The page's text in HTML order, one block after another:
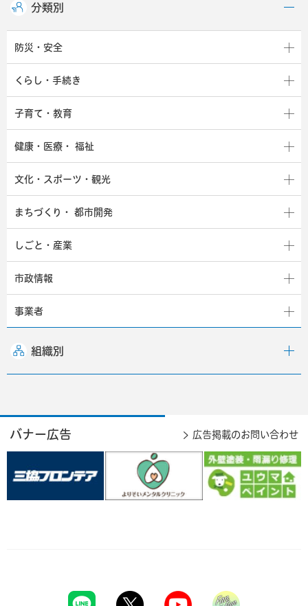
分類別
防災・安全
くらし・手続き
子育て・教育
健康・医療・ 福祉
文化・スポーツ・観光
まちづくり・ 都市開発
しごと・産業
市政情報
事業者
組織別
バナー広告 広告掲載のお問い合わせ